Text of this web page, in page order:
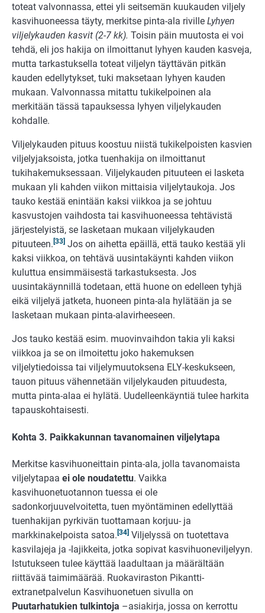
toteat valvonnassa, ettei yli seitsemän kuukauden viljely
kasvihuoneessa täyty, merkitse pinta-ala riville Lyhyen
viljelykauden kasvit (2-7 kk). Toisin päin muutosta ei voi
tehdä, eli jos hakija on ilmoittanut lyhyen kauden kasveja,
mutta tarkastuksella toteat viljelyn täyttävän pitkän
kauden edellytykset, tuki maksetaan lyhyen kauden
mukaan. Valvonnassa mitattu tukikelpoinen ala
merkitään tässä tapauksessa lyhyen viljelykauden
kohdalle.
Viljelykauden pituus koostuu niistä tukikelpoisten kasvien
viljelyjaksoista, jotka tuenhakija on ilmoittanut
tukihakemuksessaan. Viljelykauden pituuteen ei lasketa
mukaan yli kahden viikon mittaisia viljelytaukoja. Jos
tauko kestää enintään kaksi viikkoa ja se johtuu
kasvustojen vaihdosta tai kasvihuoneessa tehtävistä
järjestelyistä, se lasketaan mukaan viljelykauden
pituuteen. [33] Jos on aihetta epäillä, että tauko kestää yli
kaksi viikkoa, on tehtävä uusintakäynti kahden viikon
kuluttua ensimmäisestä tarkastuksesta. Jos
uusintakäynnillä todetaan, että huone on edelleen tyhjä
eikä viljelyä jatketa, huoneen pinta-ala hylätään ja se
lasketaan mukaan pinta-alavirheeseen.
Jos tauko kestää esim. muovinvaihdon takia yli kaksi
viikkoa ja se on ilmoitettu joko hakemuksen
viljelytiedoissa tai viljelymuutoksena ELY-keskukseen,
tauon pituus vähennetään viljelykauden pituudesta,
mutta pinta-alaa ei hylätä. Uudelleenkäyntiä tulee harkita
tapauskohtaisesti.
Kohta 3. Paikkakunnan tavanomainen viljelytapa
Merkitse kasvihuoneittain pinta-ala, jolla tavanomaista
viljelytapaa ei ole noudatettu. Vaikka
kasvihuonetuotannon tuessa ei ole
sadonkorjuuvelvoitetta, tuen myöntäminen edellyttää
tuenhakijan pyrkivän tuottamaan korjuu- ja
markkinakelpoista satoa. [34] Viljelyssä on tuotettava
kasvilajeja ja -lajikkeita, jotka sopivat kasvihuoneviljelyyn.
Istutukseen tulee käyttää laadultaan ja määrältään
riittävää taimimäärää. Ruokaviraston Pikantti-
extranetpalvelun Kasvihuonetuen sivulla on
Puutarhatukien tulkintoja –asiakirja, jossa on kerrottu